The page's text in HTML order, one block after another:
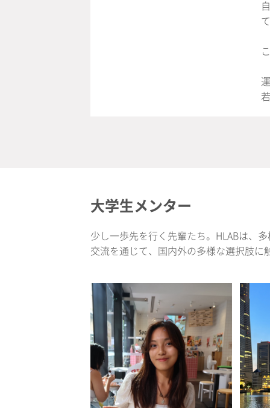
大学生メンター
少し一歩先を行く先輩たち。HLABは、
交流を通じて、国内外の多様な選択肢に